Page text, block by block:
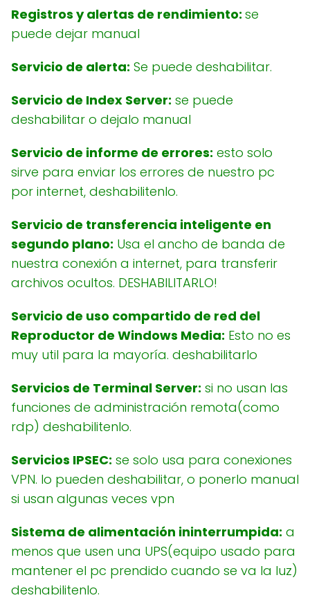
Registros y alertas de rendimiento: se
puede dejar manual
Servicio de alerta: Se puede deshabilitar.
Servicio de Index Server: se puede
deshabilitar o dejalo manual
Servicio de informe de errores: esto solo
sirve para enviar los errores de nuestro pc
por internet, deshabilitenlo.
Servicio de transferencia inteligente en
segundo plano: Usa el ancho de banda de
nuestra conexión a internet, para transferir
archivos ocultos. DESHABILITARLO!
Servicio de uso compartido de red del
Reproductor de Windows Media: Esto no es
muy util para la mayoría. deshabilitarlo
Servicios de Terminal Server: si no usan las
funciones de administración remota(como
rdp) deshabilitenlo.
Servicios IPSEC: se solo usa para conexiones
VPN. lo pueden deshabilitar, o ponerlo manual
si usan algunas veces vpn
Sistema de alimentación ininterrumpida: a
menos que usen una UPS(equipo usado para
mantener el pc prendido cuando se va la luz)
deshabilitenlo.